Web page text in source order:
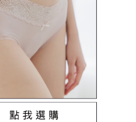
天）
免運費